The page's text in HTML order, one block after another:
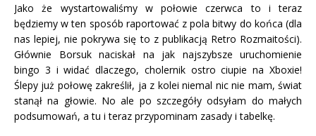
Jako że wystartowaliśmy w połowie czerwca to i teraz
będziemy w ten sposób raportować z pola bitwy do końca (dla
nas lepiej, nie pokrywa się to z publikacją Retro Rozmaitości).
Głównie Borsuk naciskał na jak najszybsze uruchomienie
bingo 3 i widać dlaczego, cholernik ostro ciupie na Xboxie!
Ślepy już połowę zakreślił, ja z kolei niemal nic nie mam, świat
stanął na głowie. No ale po szczegóły odsyłam do małych
podsumowań, a tu i teraz przypominam zasady i tabelkę.